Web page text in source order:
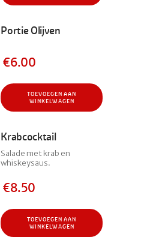
Portie Olijven
€6.00
TOEVOEGEN AAN
WINKELWAGEN
Krabcocktail
Salade met krab en
whiskeysaus.
€8.50
TOEVOEGEN AAN
WINKELWAGEN